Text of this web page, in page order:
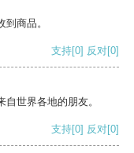
商品。
支持[0] 反对[0]
世界各地的朋友。
支持[0] 反对[0]